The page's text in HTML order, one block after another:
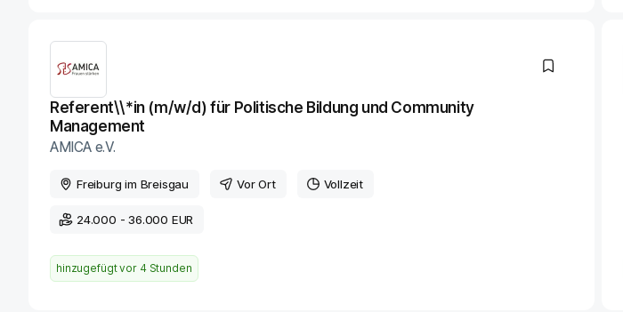
Referent\\*in (m/w/d) für Politische Bildung und Community
Management
AMICA e.V.
Freiburg im Breisgau Vor Ort Vollzeit
24.000 - 36.000 EUR
hinzugefügt vor 4 Stunden